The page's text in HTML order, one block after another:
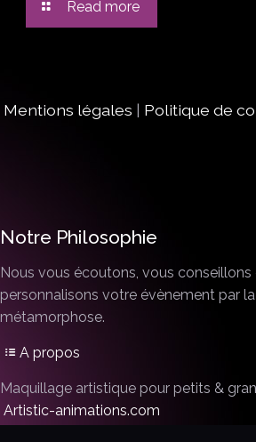
Read more
Mentions légales | Politique de
Notre Philosophie
Nous vous écoutons, vous conseillons
personnalisons votre évènement par la
métamorphose.
A propos
Maquillage artistique pour petits &
Artistic-animations.com